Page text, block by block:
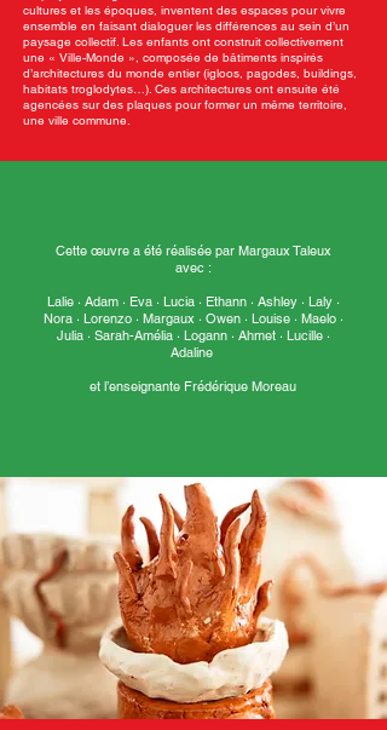
cultures et les époques, inventent des espaces pour vivre
ensemble en faisant dialoguer les différences au sein d’un
paysage collectif. Les enfants ont construit collectivement
une « Ville-Monde », composée de bâtiments inspirés
d’architectures du monde entier (igloos, pagodes, buildings,
habitats troglodytes…). Ces architectures ont ensuite été
agencées sur des plaques pour former un même territoire,
une ville commune.
Cette œuvre a été réalisée par Margaux Taleux
avec :
Lalie · Adam · Eva · Lucia · Ethann · Ashley · Laly ·
Nora · Lorenzo · Margaux · Owen · Louise · Maelo ·
Julia · Sarah-Amélia · Logann · Ahmet · Lucille ·
Adaline
et l’enseignante Frédérique Moreau